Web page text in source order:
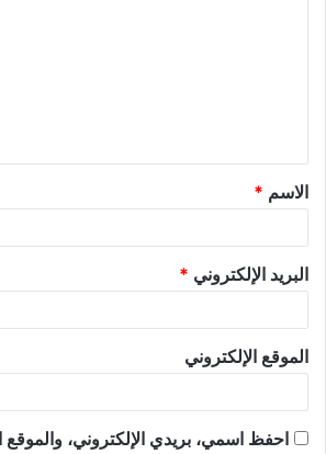
الاسم *
البريد الإلكتروني *
الموقع الإلكتروني
احفظ اسمي، بريدي الإلكتروني، والموقع